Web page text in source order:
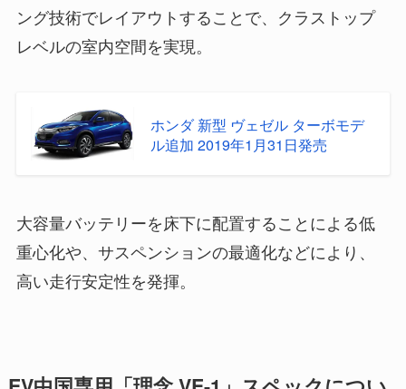
ング技術でレイアウトすることで、クラストップ
レベルの室内空間を実現。
ホンダ 新型 ヴェゼル ターボモデ
ル追加 2019年1月31日発売
大容量バッテリーを床下に配置することによる低
重心化や、サスペンションの最適化などにより、
高い走行安定性を発揮。